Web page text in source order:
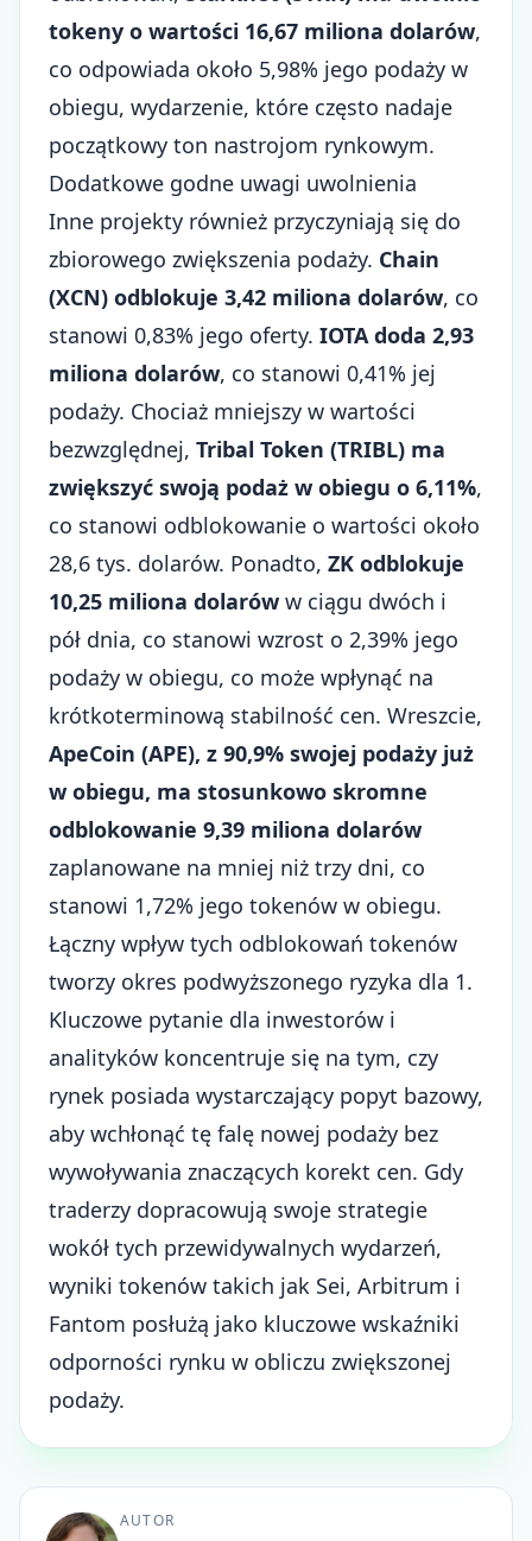
tokeny o wartości 16,67 miliona dolarów,
co odpowiada około 5,98% jego podaży w
obiegu, wydarzenie, które często nadaje
początkowy ton nastrojom rynkowym.
Dodatkowe godne uwagi uwolnienia
Inne projekty również przyczyniają się do
zbiorowego zwiększenia podaży. Chain
(XCN) odblokuje 3,42 miliona dolarów, co
stanowi 0,83% jego oferty. IOTA doda 2,93
miliona dolarów, co stanowi 0,41% jej
podaży. Chociaż mniejszy w wartości
bezwzględnej, Tribal Token (TRIBL) ma
zwiększyć swoją podaż w obiegu o 6,11%,
co stanowi odblokowanie o wartości około
28,6 tys. dolarów. Ponadto, ZK odblokuje
10,25 miliona dolarów w ciągu dwóch i
pół dnia, co stanowi wzrost o 2,39% jego
podaży w obiegu, co może wpłynąć na
krótkoterminową stabilność cen. Wreszcie,
ApeCoin (APE), z 90,9% swojej podaży już
w obiegu, ma stosunkowo skromne
odblokowanie 9,39 miliona dolarów
zaplanowane na mniej niż trzy dni, co
stanowi 1,72% jego tokenów w obiegu.
Łączny wpływ tych odblokowań tokenów
tworzy okres podwyższonego ryzyka dla 1.
Kluczowe pytanie dla inwestorów i
analityków koncentruje się na tym, czy
rynek posiada wystarczający popyt bazowy,
aby wchłonąć tę falę nowej podaży bez
wywoływania znaczących korekt cen. Gdy
traderzy dopracowują swoje strategie
wokół tych przewidywalnych wydarzeń,
wyniki tokenów takich jak Sei, Arbitrum i
Fantom posłużą jako kluczowe wskaźniki
odporności rynku w obliczu zwiększonej
podaży.
AUTOR